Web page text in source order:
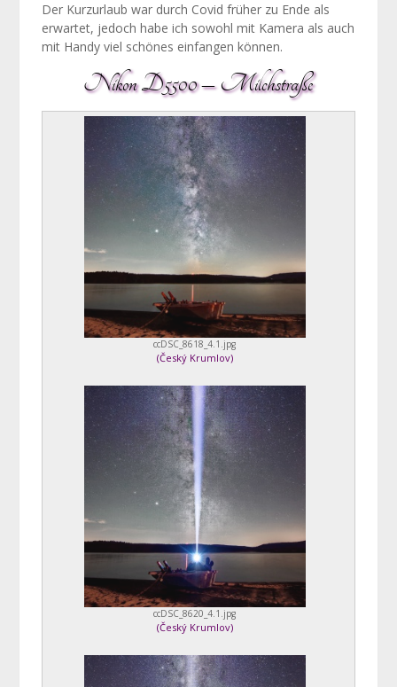
Der Kurzurlaub war durch Covid früher zu Ende als
erwartet, jedoch habe ich sowohl mit Kamera als auch
mit Handy viel schönes einfangen können.
Nikon D5500 – Milchstraße
ccDSC_8618_4.1.jpg
(Český Krumlov)
ccDSC_8620_4.1.jpg
(Český Krumlov)